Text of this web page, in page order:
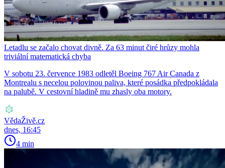
Letadlu se začalo chovat divně. Za 63 minut čiré hrůzy mohla
triviální matematická chyba
V sobotu 23. července 1983 odletěl Boeing 767 Air Canada z
Montrealu s necelou polovinou paliva, které posádka předpokládala
na palubě. V cestovní hladině mu zhasly oba motory.
VědaŽivě.cz
dnes, 16:45
4 min